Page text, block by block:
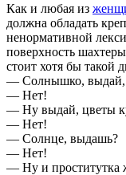
Как и любая из
должна обладать
ненормативной
поверхность
стоит хотя бы такой
— Солнышко, выдай,
— Нет!
— Ну выдай, цветы
— Нет!
— Солнце, выдашь?
— Нет!
— Ну и проститутка